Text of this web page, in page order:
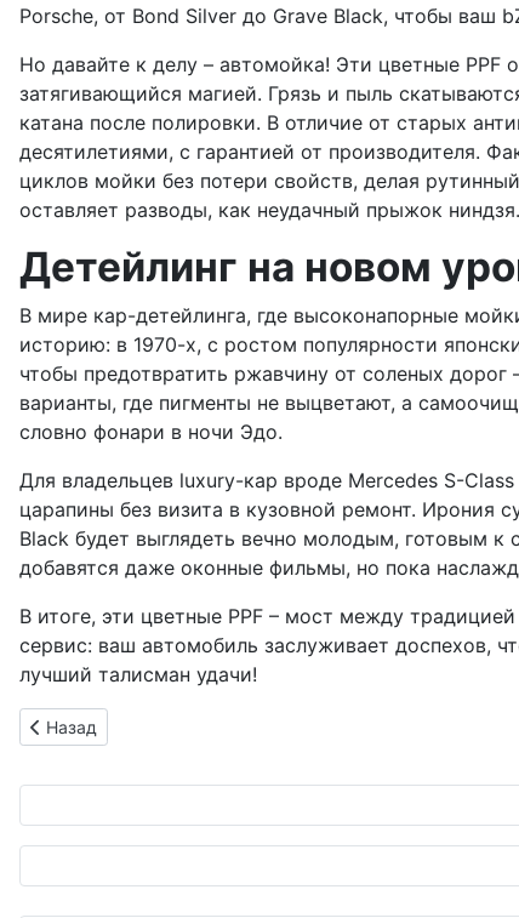
Porsche, от Bond Silver до Grave Black, чтобы ваш
Но давайте к делу – автомойка! Эти цветные
затягивающийся магией. Грязь и пыль
катана после полировки. В отличие от старых
десятилетиями, с гарантией от производителя.
циклов мойки без потери свойств, делая
оставляет разводы, как неудачный прыжок ниндзя.
Детейлинг на новом
В мире кар-детейлинга, где высоконапорные
историю: в 1970-х, с ростом популярности
чтобы предотвратить ржавчину от соленых
варианты, где пигменты не выцветают, а
словно фонари в ночи Эдо.
Для владельцев luxury-кар вроде Mercedes S-
царапины без визита в кузовной ремонт. Ирония
Black будет выглядеть вечно молодым, готовым
добавятся даже оконные фильмы, но пока
В итоге, эти цветные PPF – мост между
сервис: ваш автомобиль заслуживает доспехов,
лучший талисман удачи!
Предыдущий: Новинка Mazda CX-5: третий акт
Назад